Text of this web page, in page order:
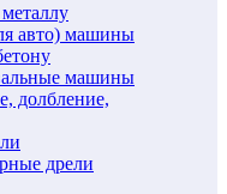
авто) машины
машины
долбление,
дрели